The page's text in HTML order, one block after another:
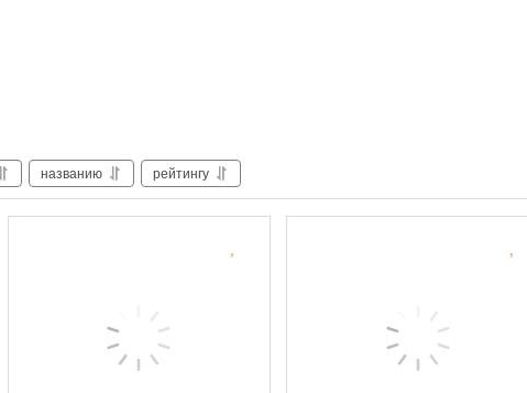
названию рейтингу